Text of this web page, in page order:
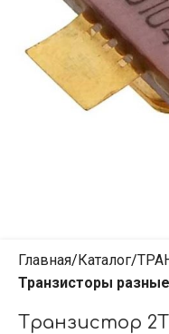
Главная Каталог
Транзисторы разные
Транзистор